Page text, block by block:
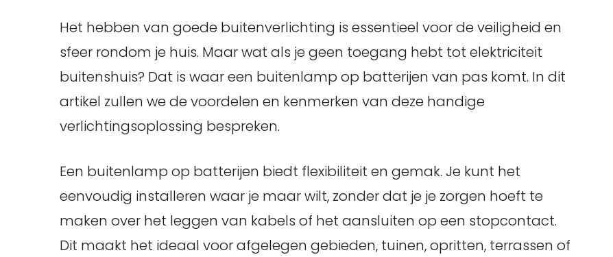
Het hebben van goede buitenverlichting is essentieel voor de veiligheid en
sfeer rondom je huis. Maar wat als je geen toegang hebt tot elektriciteit
buitenshuis? Dat is waar een buitenlamp op batterijen van pas komt. In dit
artikel zullen we de voordelen en kenmerken van deze handige
verlichtingsoplossing bespreken.
Een buitenlamp op batterijen biedt flexibiliteit en gemak. Je kunt het
eenvoudig installeren waar je maar wilt, zonder dat je je zorgen hoeft te
maken over het leggen van kabels of het aansluiten op een stopcontact.
Dit maakt het ideaal voor afgelegen gebieden, tuinen, opritten, terrassen of